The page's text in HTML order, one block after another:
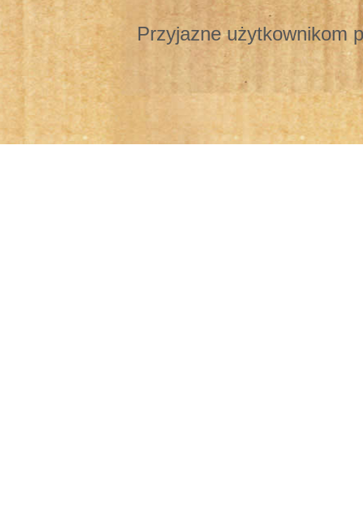
Przyjazne użytkownikom